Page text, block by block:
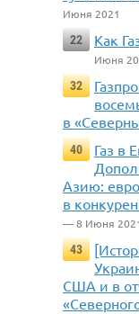
Июня 2021
22
Как
Июня
32
в
40
Газ в
Азию:
в
— 8 Июня
43
США и в